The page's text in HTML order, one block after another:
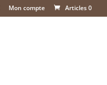
Mon compte Articles 0